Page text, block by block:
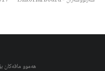
هەموو مافەکان